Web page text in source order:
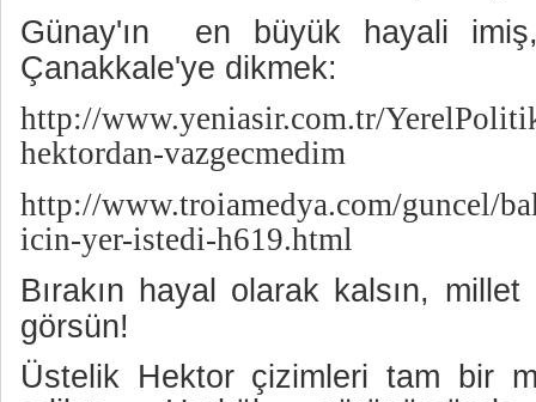
Günay'ın en büyük hayali
Çanakkale'ye dikmek:
http://www.yeniasir.com.tr/
hektordan-vazgecmedim
http://www.troiamedya.com/guncel/
icin-yer-istedi-h619.html
Bırakın hayal olarak kalsın,
görsün!
Üstelik Hektor çizimleri tam bir